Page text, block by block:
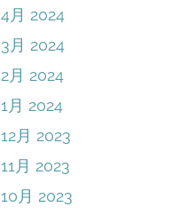
4月 2024
3月 2024
2月 2024
1月 2024
12月 2023
11月 2023
10月 2023